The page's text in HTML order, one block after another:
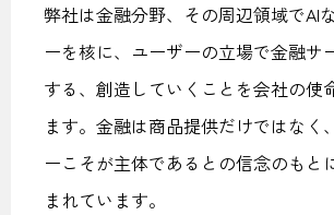
弊社は金融分野、その周辺領域でAI
ーを核に、ユーザーの立場で金融サ
する、創造していくことを会社の使
ます。金融は商品提供だけではなく
ーこそが主体であるとの信念のもと
まれています。